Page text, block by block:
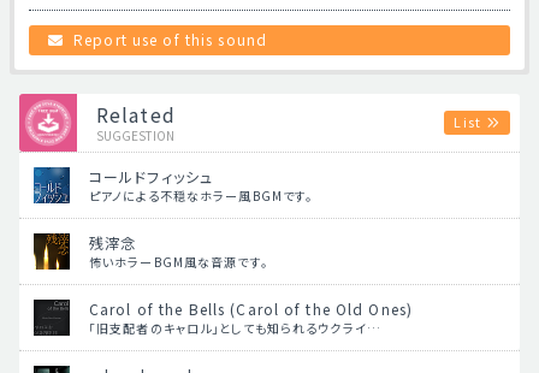
Report use of this sound
Related
SUGGESTION
List
コールドフィッシュ
ピアノによる不穏なホラー風BGMです。
残滓念
怖いホラーBGM風な音源です。
Carol of the Bells (Carol of the Old Ones)
「旧支配者のキャロル」としても知られるウクライ…